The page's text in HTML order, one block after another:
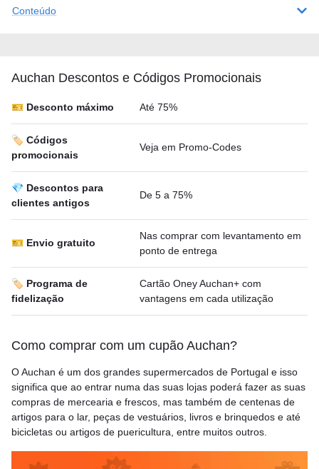
Conteúdo
Auchan Descontos e Códigos Promocionais
🎫 Desconto máximo Até 75%
🏷️ Códigos
promocionais
Veja em Promo-Codes
💎 Descontos para
clientes antigos
De 5 a 75%
🎫 Envio gratuito
Nas comprar com levantamento em
ponto de entrega
🏷️ Programa de
fidelização
Cartão Oney Auchan+ com
vantagens em cada utilização
Como comprar com um cupão Auchan?
O Auchan é um dos grandes supermercados de Portugal e isso
significa que ao entrar numa das suas lojas poderá fazer as suas
compras de mercearia e frescos, mas também de centenas de
artigos para o lar, peças de vestuários, livros e brinquedos e até
bicicletas ou artigos de puericultura, entre muitos outros.